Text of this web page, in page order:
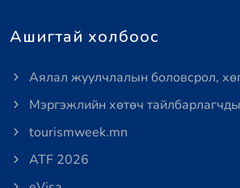
Ашигтай холбоос
Аялал жуулчлалын боловсрол,
Мэргэжлийн хөтөч
tourismweek.mn
ATF 2026